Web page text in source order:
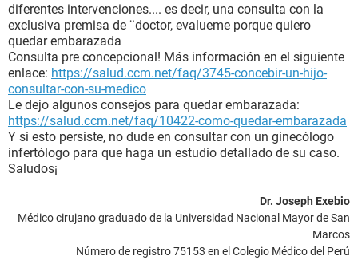
diferentes intervenciones.... es decir, una consulta con la
exclusiva premisa de ¨doctor, evalueme porque quiero
quedar embarazada
Consulta pre concepcional! Más información en el siguiente
enlace: https://salud.ccm.net/faq/3745-concebir-un-hijo-
consultar-con-su-medico
Le dejo algunos consejos para quedar embarazada:
https://salud.ccm.net/faq/10422-como-quedar-embarazada
Y si esto persiste, no dude en consultar con un ginecólogo
infertólogo para que haga un estudio detallado de su caso.
Saludos¡
Dr. Joseph Exebio
Médico cirujano graduado de la Universidad Nacional Mayor de San
Marcos
Número de registro 75153 en el Colegio Médico del Perú